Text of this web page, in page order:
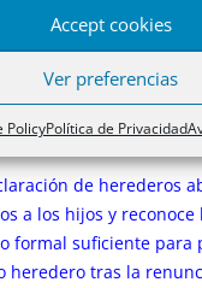
Accept cookies
Ver preferencias
PolicyPolítica de Privacidad
de junio de 2018, de la
y del Notariado, en el
de la registradora
que se suspende la
parcial de
de herederos
a los hijos y reconoce
formal suficiente para
heredero tras la